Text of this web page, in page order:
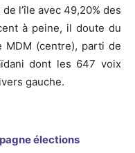
l’île avec 49,20% des
à peine, il doute du
(centre), parti de
dont les 647 voix
gauche.